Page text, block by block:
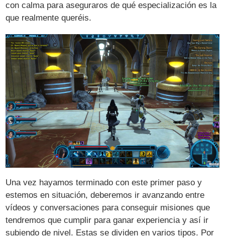
con calma para aseguraros de qué especialización es la
que realmente queréis.
Una vez hayamos terminado con este primer paso y
estemos en situación, deberemos ir avanzando entre
vídeos y conversaciones para conseguir misiones que
tendremos que cumplir para ganar experiencia y así ir
subiendo de nivel. Estas se dividen en varios tipos. Por